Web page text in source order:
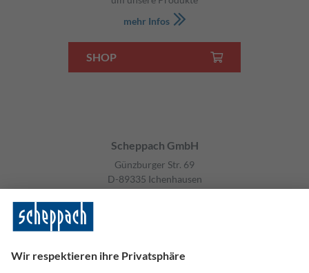
mehr Infos
SHOP
Scheppach GmbH
Günzburger Str. 69
D-89335 Ichenhausen
Informationen